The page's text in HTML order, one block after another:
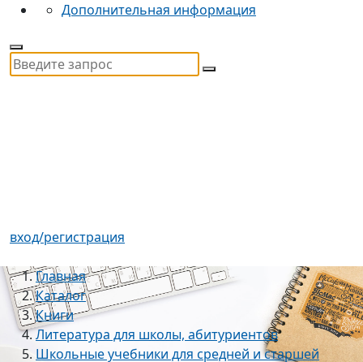
Дополнительная информация
вход/регистрация
Главная
Каталог
Книги
Литература для школы, абитуриентов
Школьные учебники для средней и старшей